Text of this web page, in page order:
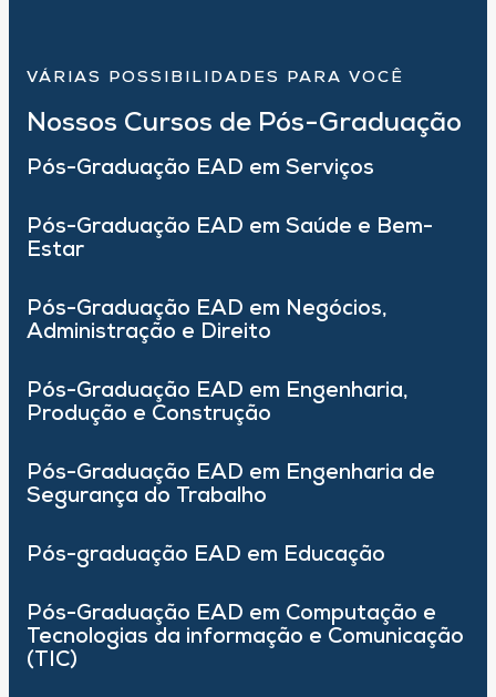
VÁRIAS POSSIBILIDADES PARA VOCÊ
Nossos Cursos de Pós-Graduação
Pós-Graduação EAD em Serviços
Pós-Graduação EAD em Saúde e Bem-
Estar
Pós-Graduação EAD em Negócios,
Administração e Direito
Pós-Graduação EAD em Engenharia,
Produção e Construção
Pós-Graduação EAD em Engenharia de
Segurança do Trabalho
Pós-graduação EAD em Educação
Pós-Graduação EAD em Computação e
Tecnologias da informação e Comunicação
(TIC)